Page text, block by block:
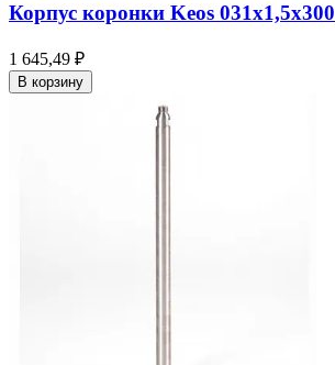
Корпус коронки Keos 031x1,5x300
1 645,49 ₽
В корзину